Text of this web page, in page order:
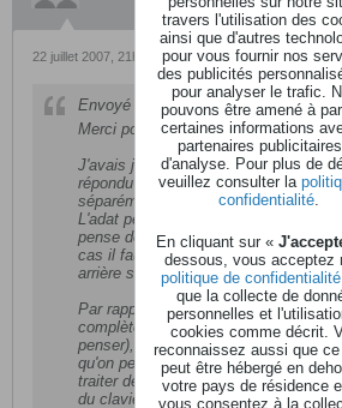
22 juillet 2007, 21h17
Envoyé parXORius
Merci pour tes réponses :p
J'avais juste quelques questions par
répondu : les huit entrées peuvent
séparément ?
L'adat peut être switché en spdif il
pense deux entrées max à traiter
cas il faut lui envoyer du spif optique
arrière s'il y avait des entrées
Par rapport à l'utilisation du live
complètement à part (comme son
penser), ou simplement un type
qu'on peut insérer dans un setup ?
traiter de signaux externes en jouant
du clavier)
travers l'utilisation des
ainsi que d'autres
pour vous fournir nos
des publicités
pour analyser le trafic.
pouvons être amené à
certaines informations
partenaires
d'analyse. Pour plus de
veuillez consulter la
confidentialité
En cliquant sur «
dessous, vous acceptez
politique de confidentialité
que la collecte de
personnelles et
cookies comme décrit.
reconnaissez aussi que ce
peut être hébergé en
votre pays de résidence
vous consentez à la